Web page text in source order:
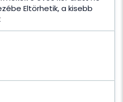
Eltörhetik, a kisebb